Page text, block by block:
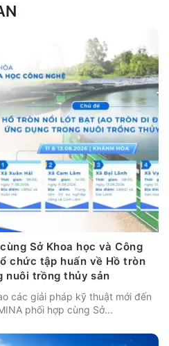
Sở Khoa học và Công
chức tập huấn về Hồ tròn
nuôi trồng thủy sản
các giải pháp kỹ thuật mới đến
phối hợp cùng Sở...